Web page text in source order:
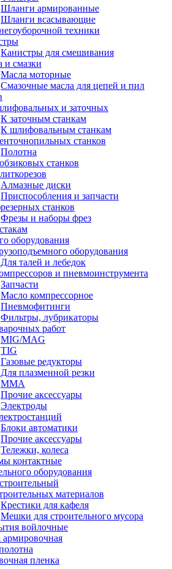
Шланги армированные
Шланги всасывающие
техники
Канистры для смешивания
и смазки
Масла моторные
Смазочные масла для цепей и пил
и заточных
К заточным станкам
К шлифовальным станкам
станков
Полотна
станков
Алмазные диски
Приспособления и запчасти
станков
Фрезы и наборы фрез
оборудования
оборудования
Для талей и лебедок
и пневмоинструмента
Запчасти
Масло компрессорное
Пневмофитинги
Фильтры, лубрикаторы
работ
MIG/MAG
TIG
Газовые редукторы
Для плазменной резки
ММА
Прочие аксессуары
Электроды
Блоки автоматики
Прочие аксессуары
Тележки, колеса
контактные
оборудования
материалов
Крестики для кафеля
Мешки для строительного мусора
войлочные
армировочная
пленка